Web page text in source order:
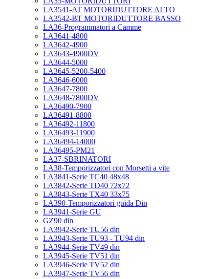
LA3541-AT MOTORIDUTTORE ALTO
LA3542-BT MOTORIDUTTORE BASSO
LA36-Programmatori a Camme
LA3641-4800
LA3642-4900
LA3643-4900DV
LA3644-5000
LA3645-5200-5400
LA3646-6000
LA3647-7800
LA3648-7800DV
LA36490-7900
LA36491-8800
LA36492-11800
LA36493-11900
LA36494-14000
LA36495-PM21
LA37-SBRINATORI
LA38-Temporizzatori con Morsetti a vite
LA3841-Serie TC40 48x48
LA3842-Serie TD40 72x72
LA3843-Serie TX40 33x75
LA390-Temporizzatori guida Din
LA3941-Serie GU
GZ90 din
LA3942-Serie TU56 din
LA3943-Serie TU93 - TU94 din
LA3944-Serie TV49 din
LA3945-Serie TV51 din
LA3946-Serie TV52 din
LA3947-Serie TV56 din